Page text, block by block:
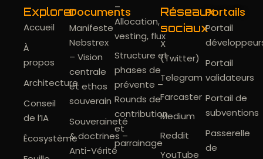
Explorer
Accueil
À
propos
Architecture
Conseil
de l’IA
Écosystème
Documents
Manifeste
Nebstrex
– Vision
centrale
et ethos
souverain
Souveraineté
& doctrines –
Anti-Vérité
–
Allocation,
vesting, flux
Structure et
phases de
prévente –
Rounds de
contribution
et
parrainage
Réseaux
sociaux
X
(Twitter)
Telegram
Farcaster
Medium
Reddit
YouTube
Portails
Portail
Portail
validateurs
Portail de
subventions
Passerelle
de